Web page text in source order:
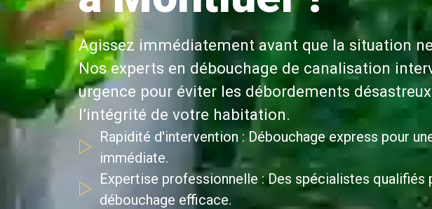
Agissez immédiatement avant que la situation ne
Nos experts en débouchage de canalisation
urgence pour éviter les débordements
l’intégrité de votre habitation.
Rapidité d'intervention : Débouchage express pour
immédiate.
Expertise professionnelle : Des spécialistes qualifiés
débouchage efficace.